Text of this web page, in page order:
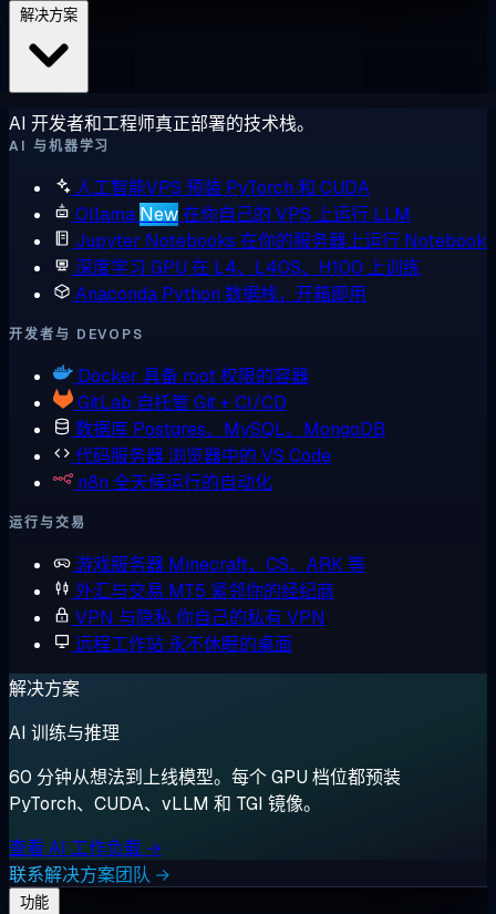
AI 开发者和工程师真正部署的技术栈。
AI 与机器学习
人工智能VPS 预装 PyTorch 和 CUDA
Ollama New在你自己的 VPS 上运行 LLM
Jupyter Notebooks 在你的服务器上运行 Notebook
深度学习 GPU 在 L4、L40S、H100 上训练
Anaconda Python 数据栈，开箱即用
开发者与 DEVOPS
Docker 具备 root 权限的容器
GitLab 自托管 Git + CI/CD
数据库 Postgres、MySQL、MongoDB
代码服务器 浏览器中的 VS Code
n8n 全天候运行的自动化
运行与交易
游戏服务器 Minecraft、CS、ARK 等
外汇与交易 MT5 紧邻你的经纪商
VPN 与隐私 你自己的私有 VPN
远程工作站 永不休眠的桌面
解决方案
AI 训练与推理
60 分钟从想法到上线模型。每个 GPU 档位都预装
PyTorch、CUDA、vLLM 和 TGI 镜像。
查看 AI 工作负载 →
联系解决方案团队 →